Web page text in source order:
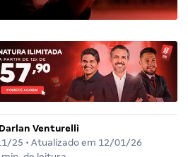
Darlan Venturelli
25 • Atualizado em 12/01/26